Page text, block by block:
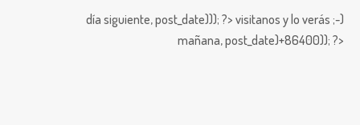
día siguiente,post_date))); ?> visitanos y lo verás ;-)
mañana,post_date)+86400)); ?>